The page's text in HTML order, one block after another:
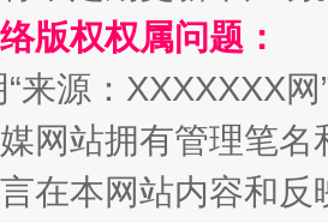
版权权属问题：
来源：XXXXXXX
网站拥有管理笔
言在本网站内容和